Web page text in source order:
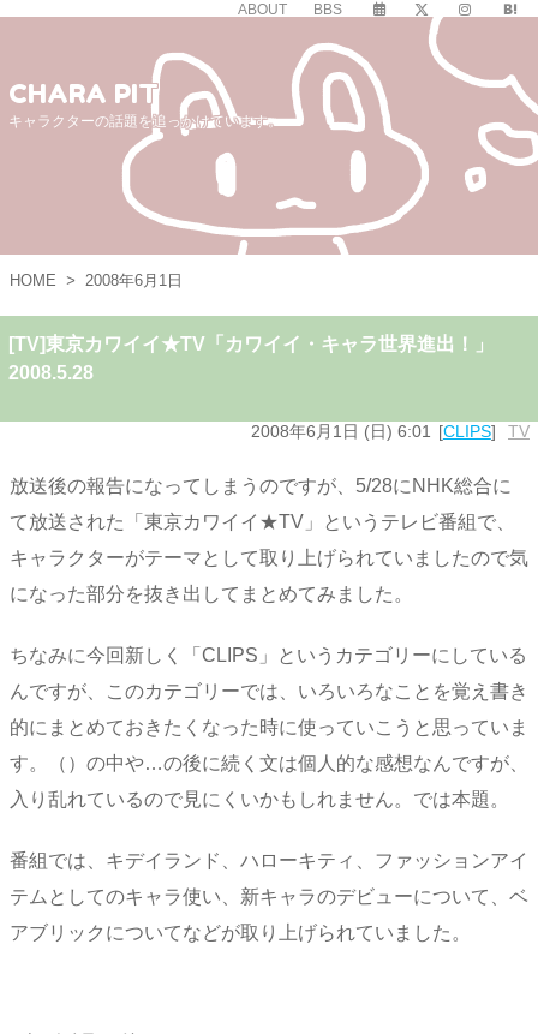
ABOUT BBS
CHARA PIT
キャラクターの話題を追っかけています。
HOME > 2008年6月1日
[TV]東京カワイイ★TV「カワイイ・キャラ世界進出！」
2008.5.28
2008年6月1日 (日) 6:01 CLIPS TV
放送後の報告になってしまうのですが、5/28にNHK総合に
て放送された「東京カワイイ★TV」というテレビ番組で、
キャラクターがテーマとして取り上げられていましたので気
になった部分を抜き出してまとめてみました。
ちなみに今回新しく「CLIPS」というカテゴリーにしている
んですが、このカテゴリーでは、いろいろなことを覚え書き
的にまとめておきたくなった時に使っていこうと思っていま
す。（）の中や…の後に続く文は個人的な感想なんですが、
入り乱れているので見にくいかもしれません。では本題。
番組では、キデイランド、ハローキティ、ファッションアイ
テムとしてのキャラ使い、新キャラのデビューについて、ベ
アブリックについてなどが取り上げられていました。